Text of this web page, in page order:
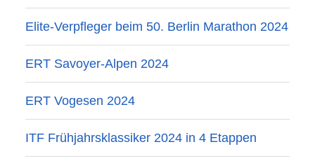
Elite-Verpfleger beim 50. Berlin Marathon 2024
ERT Savoyer-Alpen 2024
ERT Vogesen 2024
ITF Frühjahrsklassiker 2024 in 4 Etappen